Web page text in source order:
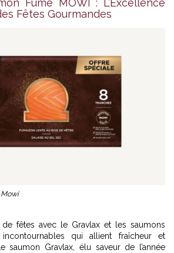
Fumé MOWI : L’Excellence
Fêtes Gourmandes
fêtes avec le Gravlax et les saumons
qui allient fraîcheur et
saumon Gravlax, élu saveur de l’année